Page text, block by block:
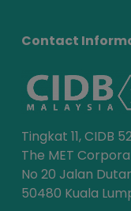
Contact
Tingkat 11, CIDB
The MET
No 20 Jalan
50480 Kuala